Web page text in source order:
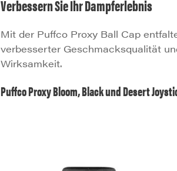
Verbessern Sie Ihr Dampferlebnis
Mit der Puffco Proxy Ball Cap
verbesserter Geschmacksqualität
Wirksamkeit.
Puffco Proxy Bloom, Black und Desert